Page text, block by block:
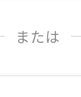
または